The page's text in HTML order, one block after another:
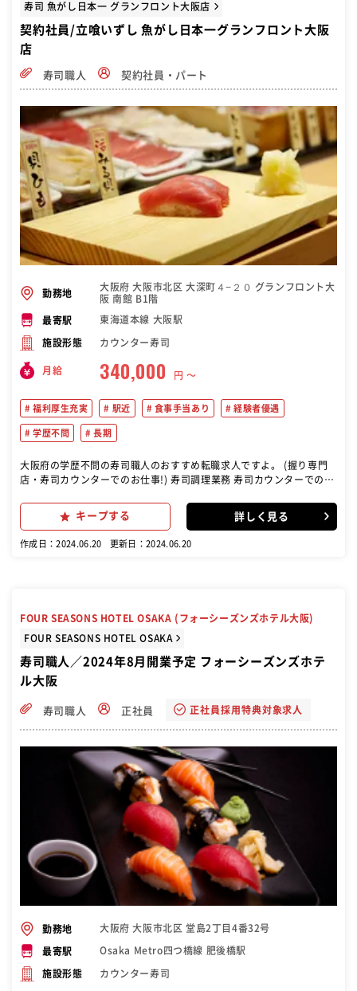
寿司 魚がし日本一 グランフロント大阪店
契約社員/立喰いずし 魚がし日本一グランフロント大阪
店
寿司職人 契約社員・パート
勤務地
大阪府 大阪市北区 大深町４−２０ グランフロント大
阪 南館 B1階
最寄駅 東海道本線 大阪駅
施設形態 カウンター寿司
月給 340,000 円 〜
福利厚生充実 駅近 食事手当あり 経験者優遇
学歴不問 長期
大阪府の学歴不問の寿司職人のおすすめ転職求人ですよ。 (握り専門
店・寿司カウンターでのお仕事!) 寿司調理業務 寿司カウンターでの握
様に握りたての寿司を提供 店舗運営補助 店内の清掃 店舗全体の運営
をサポート この仕事は「立食江戸前寿司 魚がし日本一」の店舗で行わ
ルプもあり、慣れるまでサポートがあります。
キープする 詳しく見る
作成日：2024.06.20 更新日：2024.06.20
FOUR SEASONS HOTEL OSAKA (フォーシーズンズホテル大阪)
FOUR SEASONS HOTEL OSAKA
寿司職人／2024年8月開業予定 フォーシーズンズホテ
ル大阪
寿司職人 正社員 正社員採用特典対象求人
勤務地 大阪府 大阪市北区 堂島2丁目4番32号
最寄駅 Osaka Metro四つ橋線 肥後橋駅
施設形態 カウンター寿司